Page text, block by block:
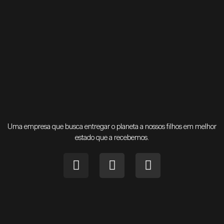
Uma empresa que busca entregar o planeta a nossos filhos em melhor
estado que a recebemos.